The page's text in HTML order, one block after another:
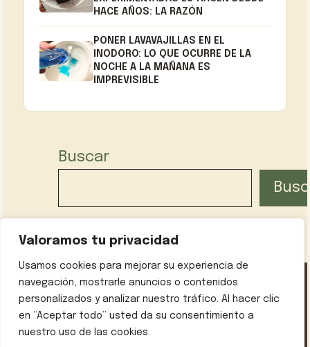
Valoramos tu privacidad
Usamos cookies para mejorar su experiencia de
navegación, mostrarle anuncios o contenidos
personalizados y analizar nuestro tráfico. Al hacer clic
en “Aceptar todo” usted da su consentimiento a
nuestro uso de las cookies.
HACE AÑOS: LA RAZÓN
PONER LAVAVAJILLAS EN EL
INODORO: LO QUE OCURRE DE LA
NOCHE A LA MAÑANA ES
IMPREVISIBLE
Buscar
Aviso legal